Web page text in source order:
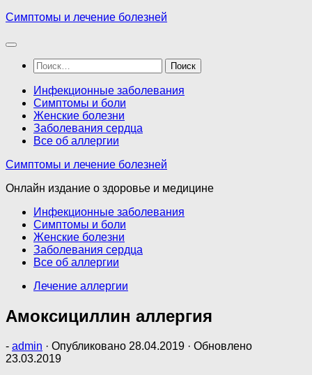
Перейти
содержимому
Симптомы и лечение болезней
Найти:
Инфекционные заболевания
Симптомы и боли
Женские болезни
Заболевания сердца
Все об аллергии
Симптомы и лечение болезней
Онлайн издание о здоровье и медицине
Инфекционные заболевания
Симптомы и боли
Женские болезни
Заболевания сердца
Все об аллергии
Лечение аллергии
Амоксициллин аллергия
- admin · Опубликовано 28.04.2019 · Обновлено
23.03.2019